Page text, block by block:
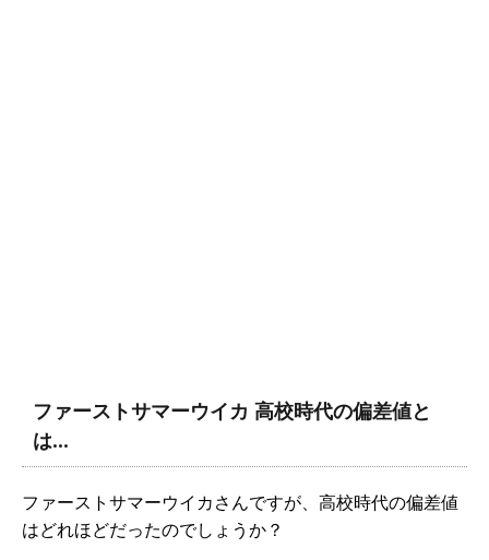
ファーストサマーウイカ 高校時代の偏差値と
は…
ファーストサマーウイカさんですが、高校時代の偏差値
はどれほどだったのでしょうか？